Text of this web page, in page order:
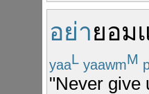
อย่ายอม
yaaL yaawmM
"Never give